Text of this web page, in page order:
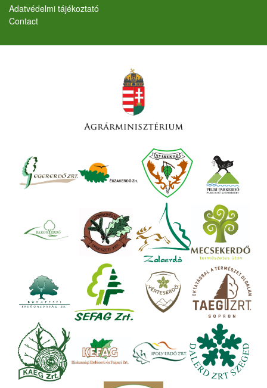
Lábléc
Adatvédelmi tájékoztató
Contact